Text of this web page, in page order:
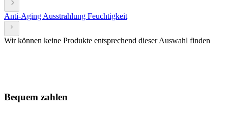
Anti-Aging Ausstrahlung Feuchtigkeit
Wir können keine Produkte entsprechend dieser Auswahl finden
Bequem zahlen